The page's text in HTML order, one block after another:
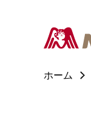
ホーム